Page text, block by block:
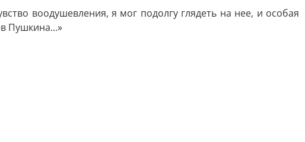
воодушевления, я мог подолгу глядеть на нее, и особая
Пушкина...»